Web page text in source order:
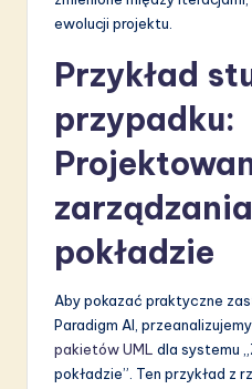
ewolucji projektu.
Przykład
przypadku:
pokładzie
Aby pokazać praktyczne
Paradigm AI, przeanalizujemy
pakietów UML dla systemu
pokładzie”. Ten przykład z